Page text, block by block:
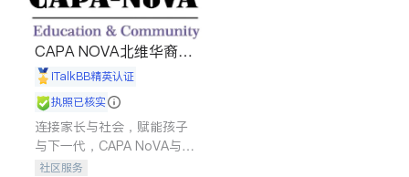
CAPA NOVA北维华裔家
长会iTalkBB精英认证
执照已核实
连接家长与社会，赋能孩子
与下一代，CAPA NoVA与您
携手建设包容、公平、充满
社区服务